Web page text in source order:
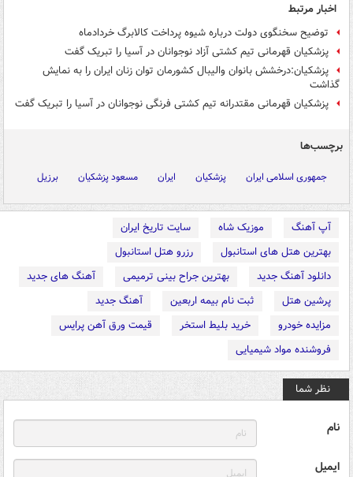
اخبار مرتبط
توضیح سخنگوی دولت درباره شیوه پرداخت کالابرگ خردادماه
پزشکیان قهرمانی تیم کشتی آزاد نوجوانان در آسیا را تبریک گفت
پزشکیان:درخشش بانوان والیبال کشورمان توان زنان ایران را به نمایش
گذاشت
پزشکیان قهرمانی مقتدرانه تیم کشتی فرنگی نوجوانان در آسیا را تبریک گفت
برچسب‌ها
جمهوری اسلامی ایران پزشکیان ایران مسعود پزشکیان برزیل
آپ آهنگ موزیک شاه
سایت تاریخ ایران
بهترین هتل های استانبول
رزرو هتل استانبول
دانلود آهنگ جدید
بهترین جراح بینی ترمیمی
آهنگ های جدید
پرشین هتل
ثبت نام بیمه اربعین
آهنگ جدید
مزایده خودرو
خرید بلیط استخر
قیمت ورق آهن پرایس
فروشنده مواد شیمیایی
نظر شما
نام
ایمیل